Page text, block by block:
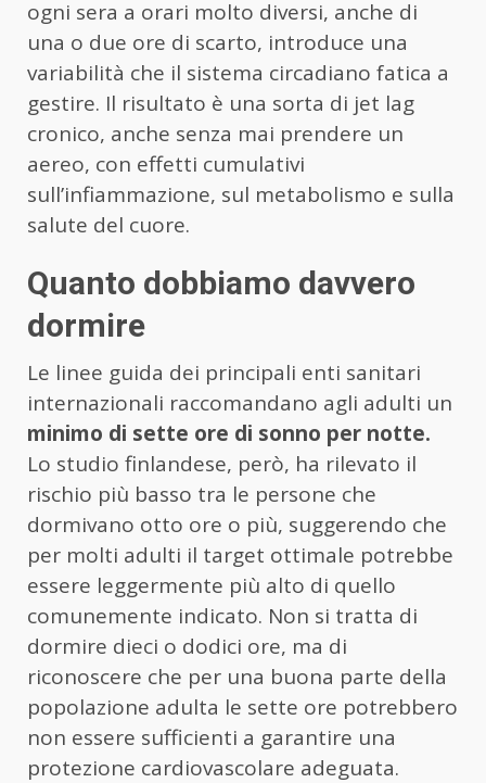
ogni sera a orari molto diversi, anche di
una o due ore di scarto, introduce una
variabilità che il sistema circadiano fatica a
gestire. Il risultato è una sorta di jet lag
cronico, anche senza mai prendere un
aereo, con effetti cumulativi
sull’infiammazione, sul metabolismo e sulla
salute del cuore.
Quanto dobbiamo davvero
dormire
Le linee guida dei principali enti sanitari
internazionali raccomandano agli adulti un
minimo di sette ore di sonno per notte.
Lo studio finlandese, però, ha rilevato il
rischio più basso tra le persone che
dormivano otto ore o più, suggerendo che
per molti adulti il target ottimale potrebbe
essere leggermente più alto di quello
comunemente indicato. Non si tratta di
dormire dieci o dodici ore, ma di
riconoscere che per una buona parte della
popolazione adulta le sette ore potrebbero
non essere sufficienti a garantire una
protezione cardiovascolare adeguata.